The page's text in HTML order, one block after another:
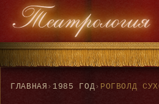
ГЛАВНАЯ › 1985 ГОД›